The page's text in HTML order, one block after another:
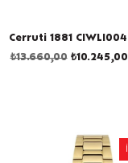
₺10.245,00
₺13.660,00